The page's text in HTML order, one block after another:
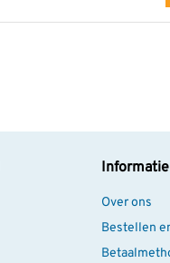
Informatie
Over ons
Bestellen